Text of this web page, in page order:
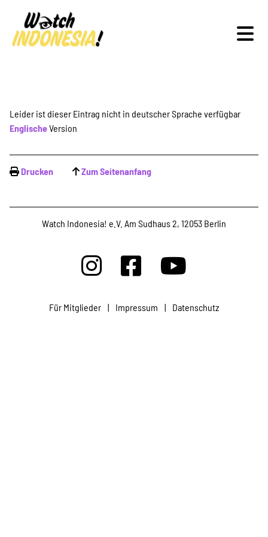
Schwerpunkte
Veranstaltungen
Publikationen
Projekte
Leider ist dieser Eintrag nicht in deutscher Sprache verfügbar
EnglischeVersion
Drucken Zum Seitenanfang
Watch Indonesia! e.V. Am Sudhaus 2, 12053 Berlin
Für Mitglieder | Impressum | Datenschutz